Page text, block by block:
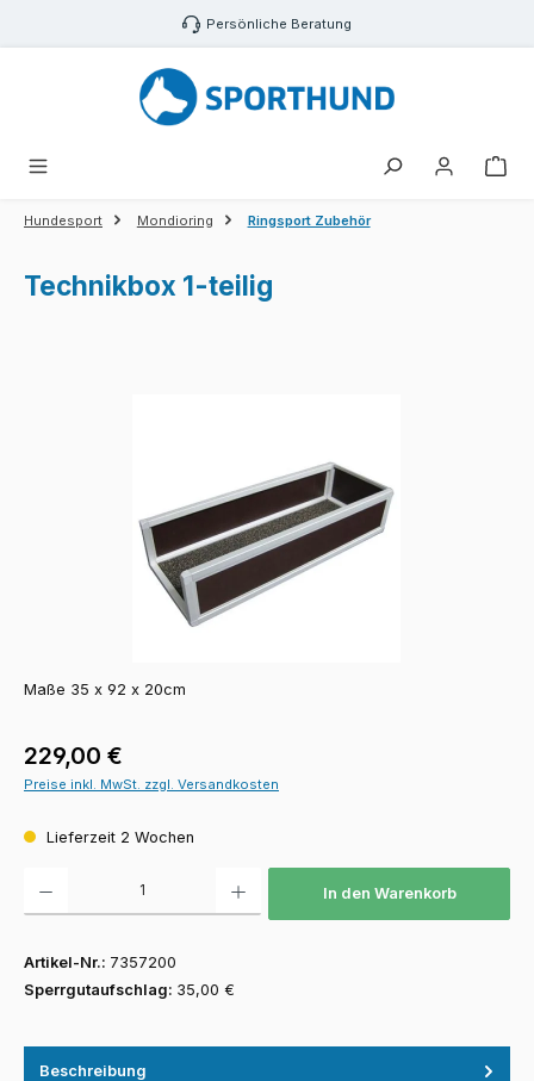
Zum Hauptinhalt springen Persönliche Beratung
Hundesport Mondioring Ringsport Zubehör
Technikbox 1-teilig
Maße 35 x 92 x 20cm
Regulärer Preis:
229,00 €
Preise inkl. MwSt. zzgl. Versandkosten
Lieferzeit 2 Wochen
In den Warenkorb
Artikel-Nr.: 7357200
Sperrgutaufschlag: 35,00 €
Beschreibung